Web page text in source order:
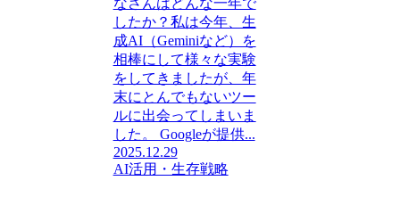
したか？私は今年、生
成AI（Geminiなど）を
相棒にして様々な実験
をしてきましたが、年
末にとんでもないツー
ルに出会ってしまいま
した。 Googleが提供...
2025.12.29
AI活用・生存戦略